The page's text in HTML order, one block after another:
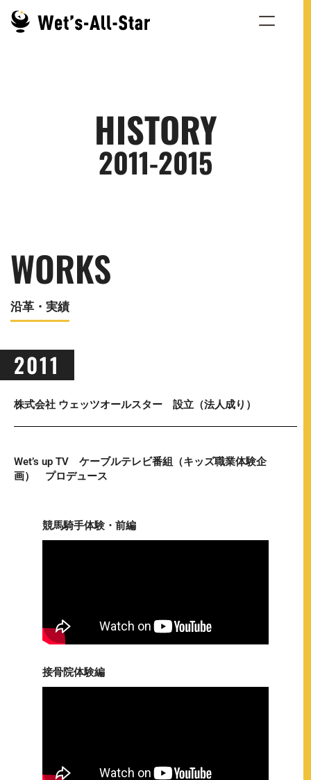
HISTORY
2011-2015
WORKS
沿革・実績
2011
株式会社 ウェッツオールスター 設立（法人成り）
Wet’s up TV ケーブルテレビ番組（キッズ職業体験企
画） プロデュース
競馬騎手体験・前編
接骨院体験編